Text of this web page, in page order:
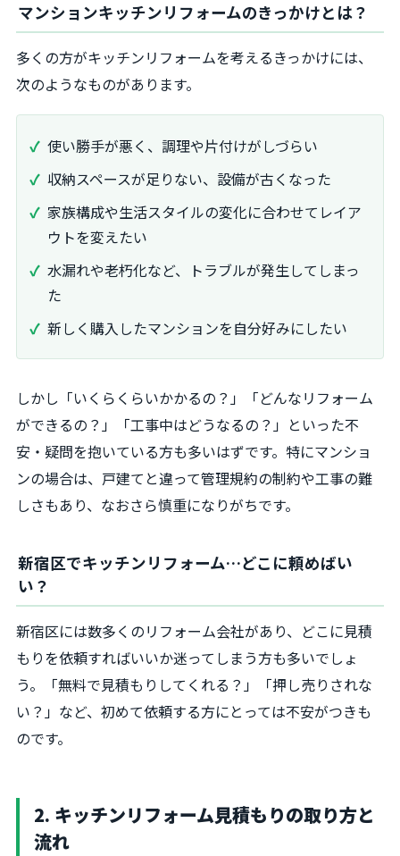
マンションキッチンリフォームのきっかけとは？
多くの方がキッチンリフォームを考えるきっかけには、
次のようなものがあります。
使い勝手が悪く、調理や片付けがしづらい
収納スペースが足りない、設備が古くなった
家族構成や生活スタイルの変化に合わせてレイア
ウトを変えたい
水漏れや老朽化など、トラブルが発生してしまっ
た
新しく購入したマンションを自分好みにしたい
しかし「いくらくらいかかるの？」「どんなリフォーム
ができるの？」「工事中はどうなるの？」といった不
安・疑問を抱いている方も多いはずです。特にマンショ
ンの場合は、戸建てと違って管理規約の制約や工事の難
しさもあり、なおさら慎重になりがちです。
新宿区でキッチンリフォーム…どこに頼めばい
い？
新宿区には数多くのリフォーム会社があり、どこに見積
もりを依頼すればいいか迷ってしまう方も多いでしょ
う。「無料で見積もりしてくれる？」「押し売りされな
い？」など、初めて依頼する方にとっては不安がつきも
のです。
2. キッチンリフォーム見積もりの取り方と
流れ